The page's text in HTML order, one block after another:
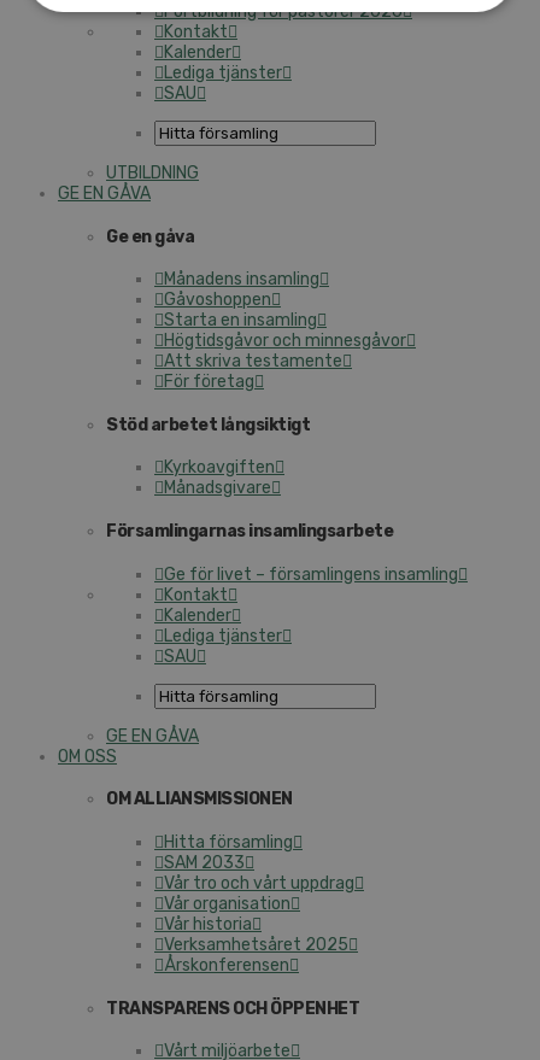
Fortbildning för pastorer 2026
Kontakt
Kalender
Lediga tjänster
SAU
UTBILDNING
GE EN GÅVA
Ge en gåva
Månadens insamling
Gåvoshoppen
Starta en insamling
Högtidsgåvor och minnesgåvor
Att skriva testamente
För företag
Stöd arbetet långsiktigt
Kyrkoavgiften
Månadsgivare
Församlingarnas insamlingsarbete
Ge för livet – församlingens insamling
Kontakt
Kalender
Lediga tjänster
SAU
GE EN GÅVA
OM OSS
OM ALLIANSMISSIONEN
Hitta församling
SAM 2033
Vår tro och vårt uppdrag
Vår organisation
Vår historia
Verksamhetsåret 2025
Årskonferensen
TRANSPARENS OCH ÖPPENHET
Vårt miljöarbete